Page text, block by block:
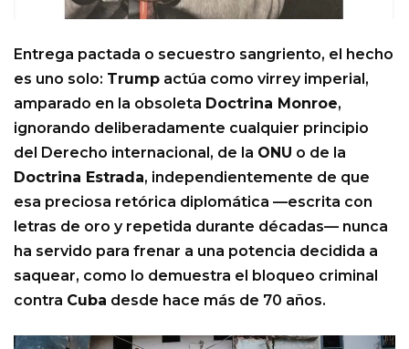
Entrega pactada o secuestro sangriento, el hecho
es uno solo: Trump actúa como virrey imperial,
amparado en la obsoleta Doctrina Monroe,
ignorando deliberadamente cualquier principio
del Derecho internacional, de la ONU o de la
Doctrina Estrada, independientemente de que
esa preciosa retórica diplomática —escrita con
letras de oro y repetida durante décadas— nunca
ha servido para frenar a una potencia decidida a
saquear, como lo demuestra el bloqueo criminal
contra Cuba desde hace más de 70 años.